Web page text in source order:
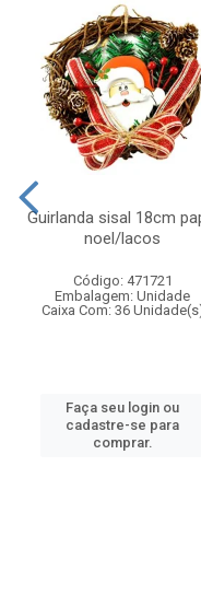
Guirlanda sisal 18cm
noel/lacos
Código: 471721
Embalagem: Unidade
Caixa Com: 36
Faça seu login ou
cadastre-se para
comprar.